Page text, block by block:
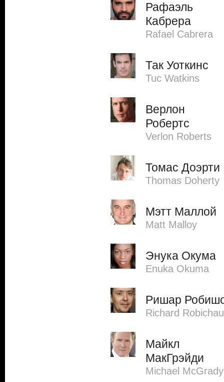
Рафаэль
Кабрера
Rafael Cabrera
Так Уоткинс
Tuc Watkins
Верлон
Робертс
Verlon Roberts
Томас Доэрти
Thomas Doherty
Мэтт Маллой
Matt Malloy
Энука Окума
Enuka Okuma
Ришар
Richard
Майкл
МакГрэйди
Michael McGrady